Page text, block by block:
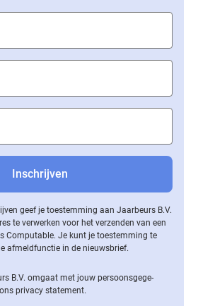
geef je toestemming aan Jaarbeurs B.V.
te verwerken voor het verzenden van een
Computable. Je kunt je toestemming te
af­meld­func­tie in de nieuwsbrief.
B.V. omgaat met jouw per­soons­ge­ge­
privacy statement.